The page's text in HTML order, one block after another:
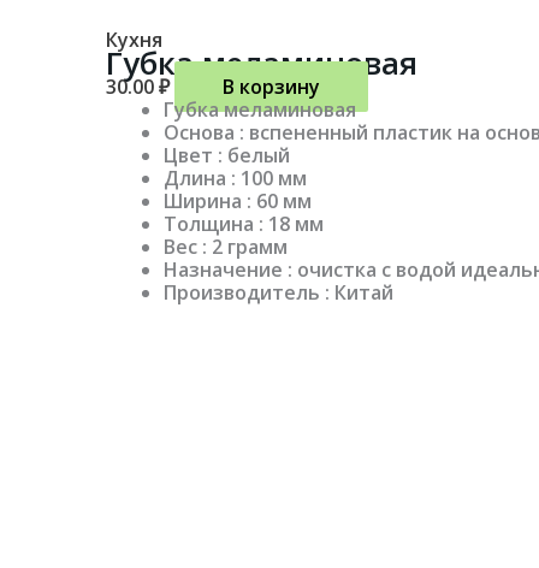
Кухня
Губка меламиновая
30.00₽
В корзину
Губка меламиновая
Основа : вспененный пластик на
Цвет : белый
Длина : 100 мм
Ширина : 60 мм
Толщина : 18 мм
Вес : 2 грамм
Назначение : очистка с водой
Производитель : Китай